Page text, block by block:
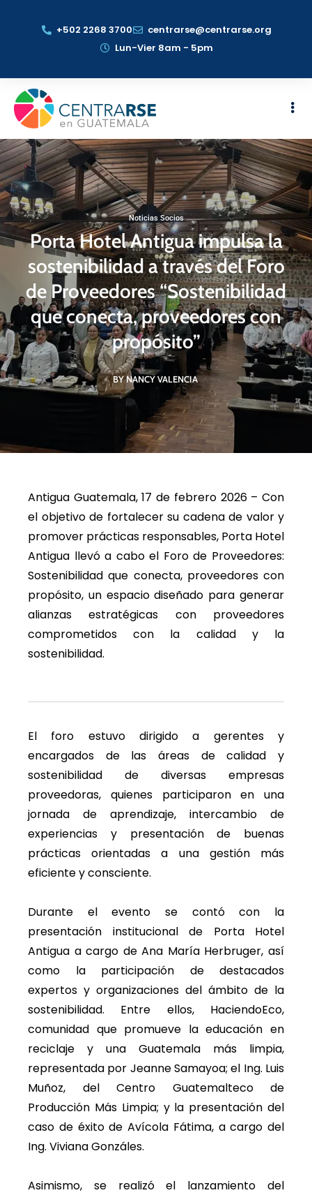
+502 2268 3700
centrarse@centrarse.org
Lun-Vier 8am - 5pm
Noticias Socios
Porta Hotel Antigua impulsa la
sostenibilidad a través del Foro
de Proveedores “Sostenibilidad
que conecta, proveedores con
propósito”
BY NANCY VALENCIA
Antigua Guatemala, 17 de febrero 2026 – Con
el objetivo de fortalecer su cadena de valor y
promover prácticas responsables, Porta Hotel
Antigua llevó a cabo el Foro de Proveedores:
Sostenibilidad que conecta, proveedores con
propósito, un espacio diseñado para generar
alianzas estratégicas con proveedores
comprometidos con la calidad y la
sostenibilidad.
El foro estuvo dirigido a gerentes y
encargados de las áreas de calidad y
sostenibilidad de diversas empresas
proveedoras, quienes participaron en una
jornada de aprendizaje, intercambio de
experiencias y presentación de buenas
prácticas orientadas a una gestión más
eficiente y consciente.
Durante el evento se contó con la
presentación institucional de Porta Hotel
Antigua a cargo de Ana María Herbruger, así
como la participación de destacados
expertos y organizaciones del ámbito de la
sostenibilidad. Entre ellos, HaciendoEco,
comunidad que promueve la educación en
reciclaje y una Guatemala más limpia,
representada por Jeanne Samayoa; el Ing. Luis
Muñoz, del Centro Guatemalteco de
Producción Más Limpia; y la presentación del
caso de éxito de Avícola Fátima, a cargo del
Ing. Viviana Gonzáles.
Asimismo, se realizó el lanzamiento del